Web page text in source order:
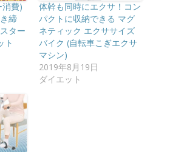
消費)
締
ター
ト
体幹も同時にエクサ！コン
パクトに収納できる マグ
ネティック エクササイズ
バイク (自転車こぎエクサ
マシン)
2019年8月19日
ダイエット